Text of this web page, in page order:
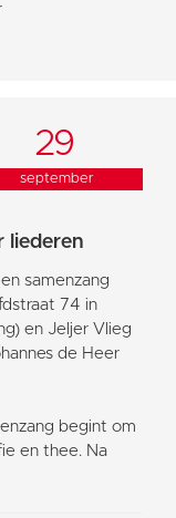
29
september
liederen
samenzang
74 in
en Jeljer Vlieg
de Heer
begint om
en thee. Na